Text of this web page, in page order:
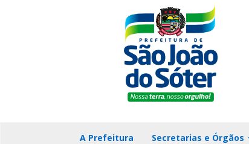
A Prefeitura Secretarias e Órgãos